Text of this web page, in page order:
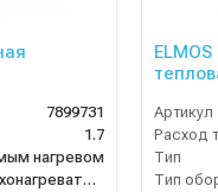
7899731
1.7
нагревом
воздухонагреватель
Артикул
Расход
Тип